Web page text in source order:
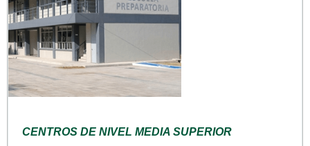
CENTROS DE NIVEL MEDIA SUPERIOR